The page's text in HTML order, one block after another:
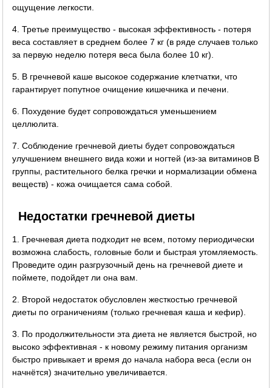
ощущение легкости.
4. Третье преимущество - высокая эффективность - потеря
веса составляет в среднем более 7 кг (в ряде случаев только
за первую неделю потеря веса была более 10 кг).
5. В гречневой каше высокое содержание клетчатки, что
гарантирует попутное очищение кишечника и печени.
6. Похудение будет сопровождаться уменьшением
целлюлита.
7. Соблюдение гречневой диеты будет сопровождаться
улучшением внешнего вида кожи и ногтей (из-за витаминов B
группы, растительного белка гречки и нормализации обмена
веществ) - кожа очищается сама собой.
Недостатки гречневой диеты
1. Гречневая диета подходит не всем, потому периодически
возможна слабость, головные боли и быстрая утомляемость.
Проведите один разгрузочный день на гречневой диете и
поймете, подойдет ли она вам.
2. Второй недостаток обусловлен жесткостью гречневой
диеты по ограничениям (только гречневая каша и кефир).
3. По продолжительности эта диета не является быстрой, но
высоко эффективная - к новому режиму питания организм
быстро привыкает и время до начала набора веса (если он
начнётся) значительно увеличивается.